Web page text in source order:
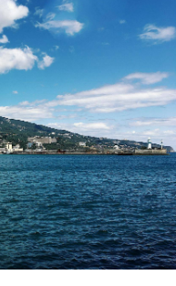
Феодосии, Алуште,
до 17 градусов
а в Евпатории —